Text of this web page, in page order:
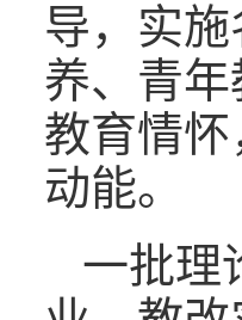
导，实
养、青
教育情
动能。
一批理